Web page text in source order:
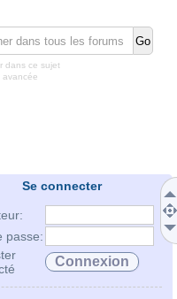
dans ce sujet
avancée
Se connecter
passe: